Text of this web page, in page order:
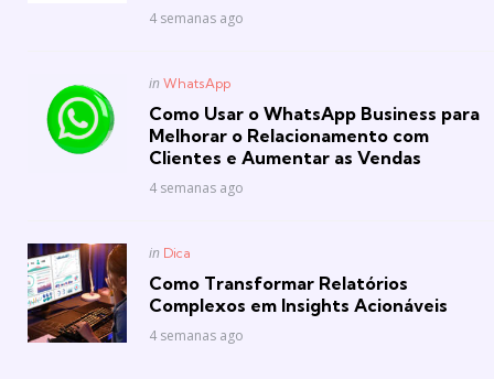
4 semanas ago
Posted
in WhatsApp
Como Usar o WhatsApp Business para
Melhorar o Relacionamento com
Clientes e Aumentar as Vendas
4 semanas ago
Posted
in Dica
Como Transformar Relatórios
Complexos em Insights Acionáveis
4 semanas ago